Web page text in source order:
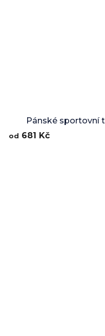
Pánské sportovní
hodnocení
je
od 681 Kč